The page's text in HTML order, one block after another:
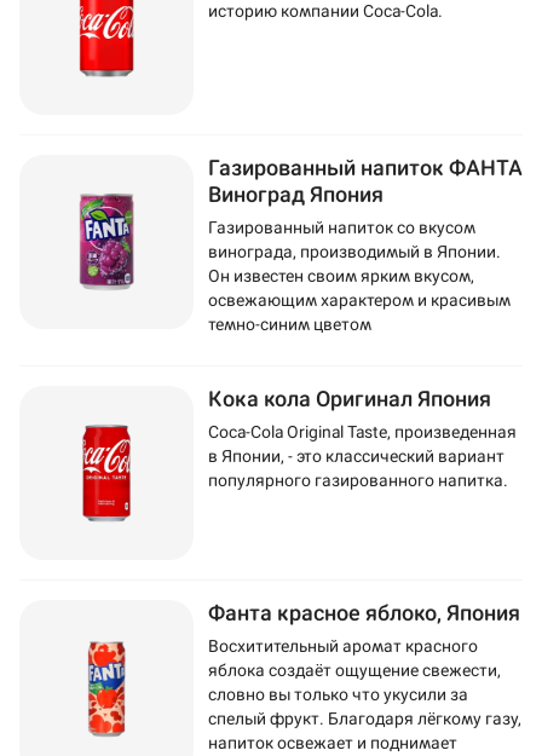
историю компании Coca-Cola.
Газированный напиток ФАНТА
Виноград Япония
Газированный напиток со вкусом
винограда, производимый в Японии.
Он известен своим ярким вкусом,
освежающим характером и красивым
темно-синим цветом
Кока кола Оригинал Япония
Coca-Cola Original Taste, произведенная
в Японии, - это классический вариант
популярного газированного напитка.
Фанта красное яблоко, Япония
Восхитительный аромат красного
яблока создаёт ощущение свежести,
словно вы только что укусили за
спелый фрукт. Благодаря лёгкому газу,
напиток освежает и поднимает